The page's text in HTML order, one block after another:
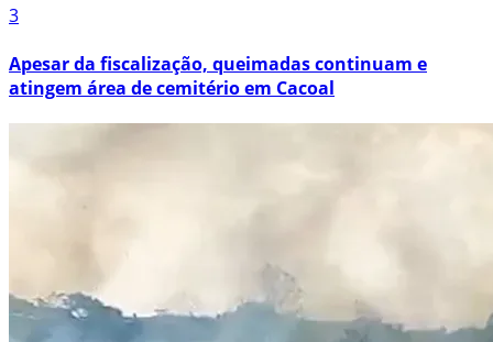
3
Apesar da fiscalização, queimadas continuam e
atingem área de cemitério em Cacoal